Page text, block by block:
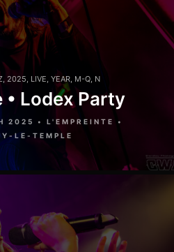
, 2025, LIVE, YEAR, M-Q, N
• Lodex Party
2025 • L'EMPREINTE •
LE-TEMPLE